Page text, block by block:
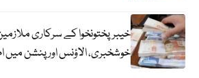
خیبرپختونخوا کے سرکاری
خوشخبری، الاؤنس اور پنشن میں